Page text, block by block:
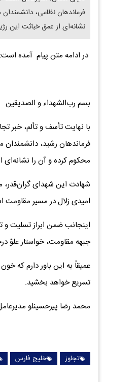
فرماندهان نظامی،
نشانه‌ای از عمق خباثت این
در ادامه متن پیام آمده‌ است:
بسم رب‌الشهداء و الصدیقین
با نهایت تأسف و تألم، خبر
فرماندهان رشید،
محکوم کرده و آن را
شهادت این شهدای گران‌قدر،
امیدی زلال در مسیر
اینجانب ضمن ابراز تسلیت
جبهه مقاومت، خواستار علوّ
عمیقاً به این باور دارم که
تسریع خواهد بخشید.
محمد رضا پیرحسینلو
تجاوز خلیج فارس